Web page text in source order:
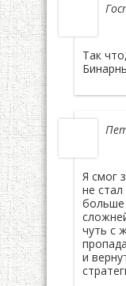
Так
Я смог
не
больше
чуть с
и